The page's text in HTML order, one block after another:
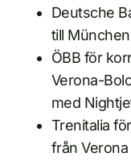
Deutsche
till
ÖBB för
Verona-
med
Trenitalia
från